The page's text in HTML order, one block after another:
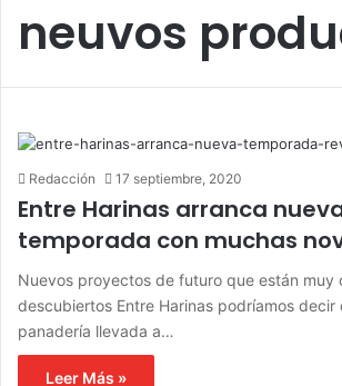
neuvos
Redacción 17 septiembre, 2020
Entre Harinas arranca
temporada con muchas
Nuevos proyectos de futuro que están muy
descubiertos Entre Harinas podríamos decir
panadería llevada a…
Leer Más »